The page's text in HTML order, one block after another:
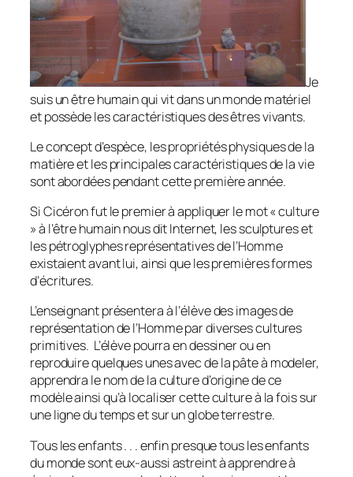
Je
suis un être humain qui vit dans un monde matériel
et possède les caractéristiques des êtres vivants.
Le concept d’espèce, les propriétés physiques de la
matière et les principales caractéristiques de la vie
sont abordées pendant cette première année.
Si Cicéron fut le premier à appliquer le mot «culture
» à l’être humain nous dit Internet, les sculptures et
les pétroglyphes représentatives de l’Homme
existaient avant lui, ainsi que les premières formes
d’écritures.
L’enseignant présentera à l’élève des images de
représentation de l’Homme par diverses cultures
primitives. L’élève pourra en dessiner ou en
reproduire quelques unes avec de la pâte à modeler,
apprendra le nom de la culture d’origine de ce
modèle ainsi qu’à localiser cette culture à la fois sur
une ligne du temps et sur un globe terrestre.
Tous les enfants . . . enfin presque tous les enfants
du monde sont eux-aussi astreint à apprendre à